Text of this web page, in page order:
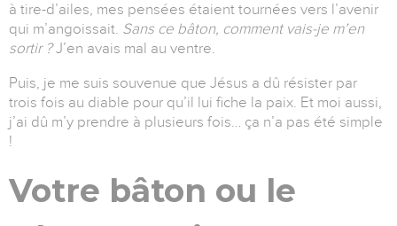
à tire-d’ailes, mes pensées étaient tournées vers l’avenir
qui m’angoissait. Sans ce bâton, comment vais-je m’en
sortir ?J’en avais mal au ventre.
Puis, je me suis souvenue que Jésus a dû résister par
trois fois au diable pour qu’il lui fiche la paix. Et moi aussi,
j’ai dû m’y prendre à plusieurs fois… ça n’a pas été simple
!
Votre bâton ou le